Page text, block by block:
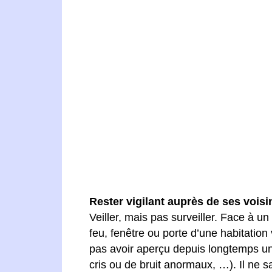
Rester vigilant auprès de ses
Veiller, mais pas surveiller. Face à
feu, fenêtre ou porte d’une
pas avoir aperçu depuis longtemps
cris ou de bruit anormaux, …). Il ne